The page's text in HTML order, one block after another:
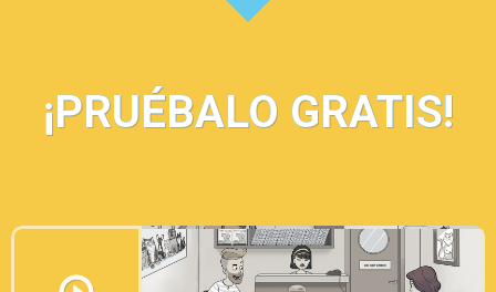
¡PRUÉBALO GRATIS!